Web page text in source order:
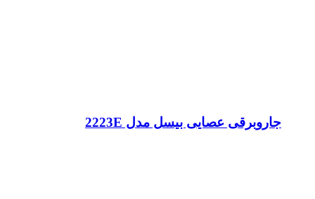
جاروبرقی عصایی بیسل مدل 2223E